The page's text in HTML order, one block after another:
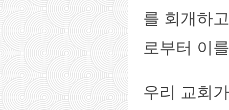
를 회개하
로부터 이
우리 교회